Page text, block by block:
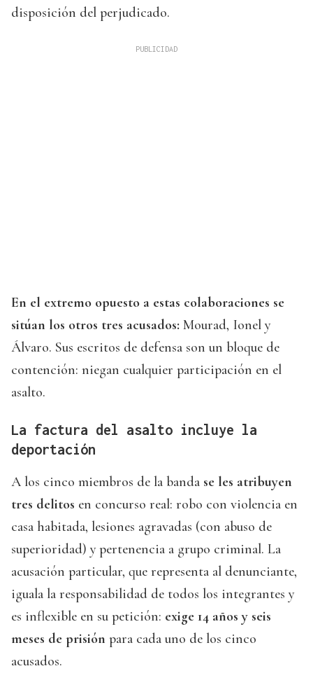
disposición del perjudicado.
En el extremo opuesto a estas colaboraciones se
sitúan los otros tres acusados: Mourad, Ionel y
Álvaro. Sus escritos de defensa son un bloque de
contención: niegan cualquier participación en el
asalto.
La factura del asalto incluye la
deportación
A los cinco miembros de la banda se les atribuyen
tres delitos en concurso real: robo con violencia en
casa habitada, lesiones agravadas (con abuso de
superioridad) y pertenencia a grupo criminal. La
acusación particular, que representa al denunciante,
iguala la responsabilidad de todos los integrantes y
es inflexible en su petición: exige 14 años y seis
meses de prisión para cada uno de los cinco
acusados.